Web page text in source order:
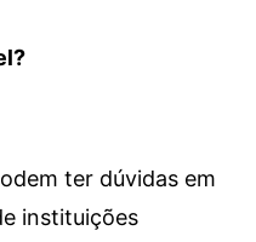
ter dúvidas em
instituições